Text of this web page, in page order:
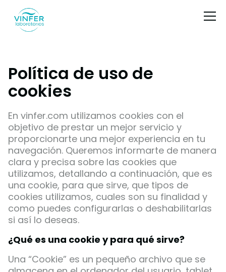
Política de uso de
cookies
En vinfer.com utilizamos cookies con el
objetivo de prestar un mejor servicio y
proporcionarte una mejor experiencia en tu
navegación. Queremos informarte de manera
clara y precisa sobre las cookies que
utilizamos, detallando a continuación, que es
una cookie, para que sirve, que tipos de
cookies utilizamos, cuales son su finalidad y
como puedes configurarlas o deshabilitarlas
si así lo deseas.
¿Qué es una cookie y para qué sirve?
Una “Cookie” es un pequeño archivo que se